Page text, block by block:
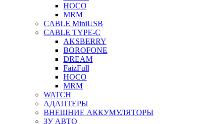
HOCO
MRM
CABLE MiniUSB
CABLE TYPE-C
AKSBERRY
BOROFONE
DREAM
FaizFull
HOCO
MRM
WATCH
АДАПТЕРЫ
ВНЕШНИЕ АККУМУЛЯТОРЫ
ЗУ АВТО